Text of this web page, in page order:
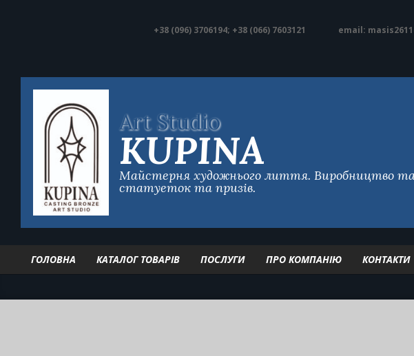
+38 (096) 3706194; +38 (066) 7603121 email:
Art Studio
KUPINA
Майстерня художнього лиття. Виробництво та
статуеток та призів.
Primary
Menu
ГОЛОВНА КАТАЛОГ ТОВАРІВ ПОСЛУГИ ПРО КОМПАНІЮ КОНТАКТИ